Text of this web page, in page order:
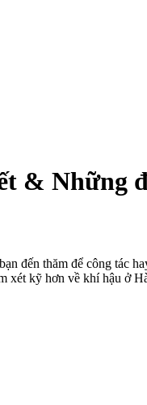
& Những
đến thăm để công tác
kỹ hơn về khí hậu ở